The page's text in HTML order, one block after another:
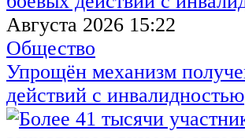
Августа 2026 15:22
Общество
Упрощён механизм
действий с инвалидностью